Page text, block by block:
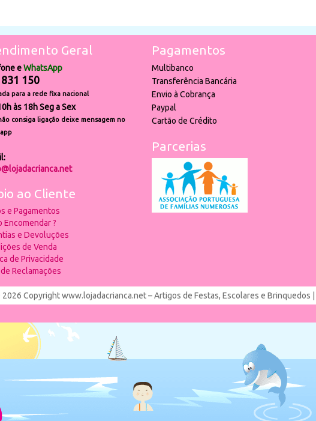
Geral
eWhatsApp
150
para a rede fixa nacional
às 18h Seg a Sex
consiga ligação deixe mensagem no
ao Cliente
e Pagamentos
Encomendar ?
e Devoluções
de Venda
de Privacidade
Reclamações
Pagamentos
Multibanco
Transferência Bancária
Envio à Cobrança
Paypal
Cartão de Crédito
Parcerias
2026 Copyright www.lojadacrianca.net – Artigos de Festas, Escolares e Brinquedos |